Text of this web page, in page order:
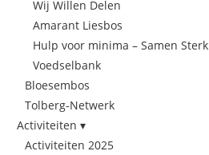
Wij Willen Delen
Amarant Liesbos
Hulp voor minima – Samen Sterk
Voedselbank
Bloesembos
Tolberg-Netwerk
Activiteiten
Activiteiten 2025